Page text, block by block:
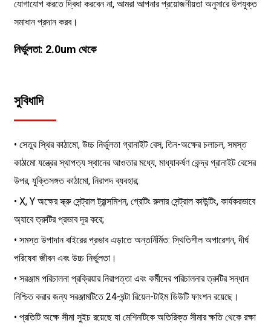
যোগাযোগ করতে দ্বিধা করবেন না, আমরা আপনার প্রয়োজনীয়তা অনুসারে উপযুক্ত
সমাধান প্রদান করব।
নির্ভুলতা: 2.0um থেকে
সুবিধাদি
• সেতুর স্থির কাঠামো, উচ্চ নির্ভুলতা গ্রানাইট বেস, তিন-অক্ষের চলাচল, সমস্ত
কাঠামো যন্ত্রের স্থাপত্য স্থানের আওতার মধ্যে, মাধ্যাকর্ষণ কেন্দ্র গ্রানাইট বেসের
উপর, যুক্তিসঙ্গত কাঠামো, নিরাপদ ব্যবহার;
• X, Y অক্ষের স্ক্রু সেন্ট্রাল ট্রান্সমিশন, গ্রেটিং রুলার সেন্ট্রাল কাউন্টিং, কার্যকরভাবে
অ্যাবে ত্রুটির প্রভাব দূর করে;
• সমস্ত উপাদান বাইরের প্রভাব এড়াতে অন্তর্নির্মিত: স্থিতিশীল অপারেশন, দীর্ঘ
পরিষেবা জীবন এবং উচ্চ নির্ভুলতা।
• সরঞ্জাম পরিচালনা প্রক্রিয়ার নিরাপত্তা এবং কর্মীদের পরিচালনার ত্রুটির সন্ধান
নিশ্চিত করার জন্য সরঞ্জামটিতে 24-ঘন্টা রিয়েল-টাইম ডিউটি ​​ফাংশন রয়েছে।
• প্রতিটি অক্ষে সীমা সুইচ রয়েছে যা মেশিনটিকে অতিরিক্ত সীমার ক্ষতি থেকে রক্ষা